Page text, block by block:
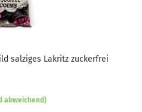
salziges Lakritz zuckerfrei
abweichend)